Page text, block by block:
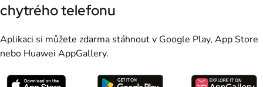
chytrého telefonu
Aplikaci si můžete zdarma stáhnout v Google Play, App Store
nebo Huawei AppGallery.